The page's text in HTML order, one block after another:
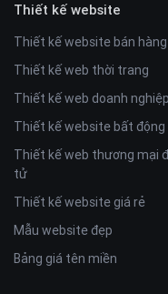
Thiết kế website
Thiết kế website bán hàng
Thiết kế web thời trang
Thiết kế web doanh nghiệp
Thiết kế website bất động
Thiết kế web thương mại
tử
Thiết kế website giá rẻ
Mẫu website đẹp
Bảng giá tên miền